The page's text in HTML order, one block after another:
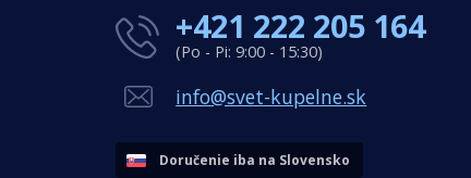
+421 222 205 164
(Po - Pi: 9:00 - 15:30)
info@svet-kupelne.sk
Doručenie iba na Slovensko